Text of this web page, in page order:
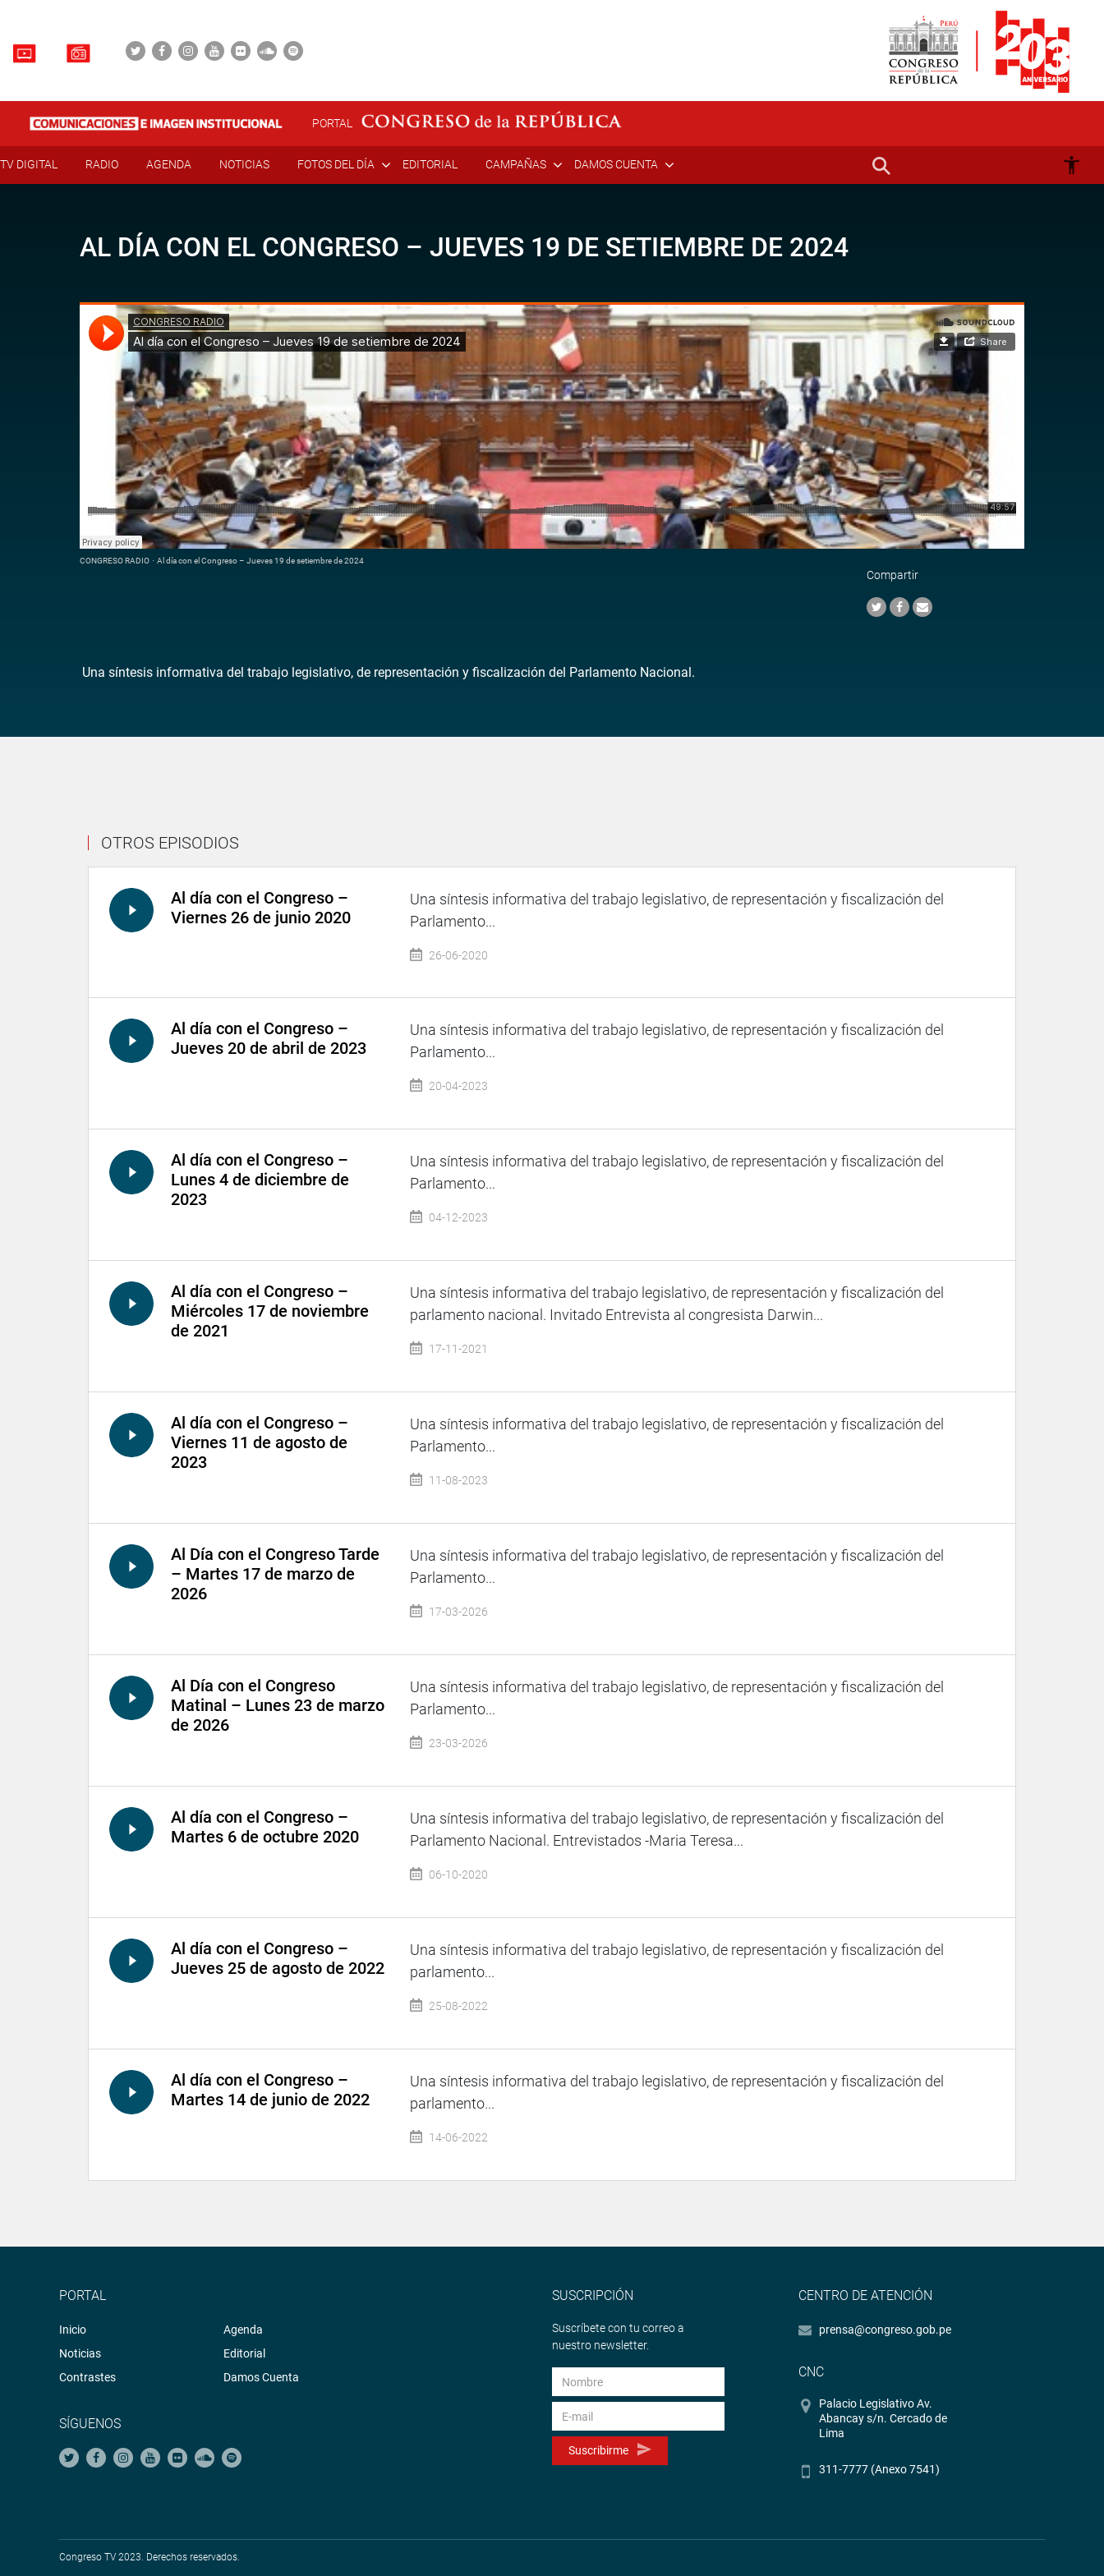
PORTAL
TV DIGITAL RADIO AGENDA NOTICIAS FOTOS DEL DÍA EDITORIAL CAMPAÑAS DAMOS CUENTA
AL DÍA CON EL CONGRESO – JUEVES 19 DE SETIEMBRE DE 2024
CONGRESO RADIO · Al día con el Congreso – Jueves 19 de setiembre de 2024
Compartir
Una síntesis informativa del trabajo legislativo, de representación y fiscalización del Parlamento Nacional.
OTROS EPISODIOS
Al día con el Congreso –
Viernes 26 de junio 2020
Una síntesis informativa del trabajo legislativo, de representación y fiscalización del
Parlamento...
26-06-2020
Al día con el Congreso –
Jueves 20 de abril de 2023
Una síntesis informativa del trabajo legislativo, de representación y fiscalización del
Parlamento...
20-04-2023
Al día con el Congreso –
Lunes 4 de diciembre de
2023
Una síntesis informativa del trabajo legislativo, de representación y fiscalización del
Parlamento...
04-12-2023
Al día con el Congreso –
Miércoles 17 de noviembre
de 2021
Una síntesis informativa del trabajo legislativo, de representación y fiscalización del
parlamento nacional. Invitado Entrevista al congresista Darwin...
17-11-2021
Al día con el Congreso –
Viernes 11 de agosto de
2023
Una síntesis informativa del trabajo legislativo, de representación y fiscalización del
Parlamento...
11-08-2023
Al Día con el Congreso Tarde
– Martes 17 de marzo de
2026
Una síntesis informativa del trabajo legislativo, de representación y fiscalización del
Parlamento...
17-03-2026
Al Día con el Congreso
Matinal – Lunes 23 de marzo
de 2026
Una síntesis informativa del trabajo legislativo, de representación y fiscalización del
Parlamento...
23-03-2026
Al día con el Congreso –
Martes 6 de octubre 2020
Una síntesis informativa del trabajo legislativo, de representación y fiscalización del
Parlamento Nacional. Entrevistados -Maria Teresa...
06-10-2020
Al día con el Congreso –
Jueves 25 de agosto de 2022
Una síntesis informativa del trabajo legislativo, de representación y fiscalización del
parlamento...
25-08-2022
Al día con el Congreso –
Martes 14 de junio de 2022
Una síntesis informativa del trabajo legislativo, de representación y fiscalización del
parlamento...
14-06-2022
PORTAL
Inicio
Noticias
Contrastes
Agenda
Editorial
Damos Cuenta
SÍGUENOS
SUSCRIPCIÓN
Suscríbete con tu correo a
nuestro newsletter.
Suscribirme
CENTRO DE ATENCIÓN
prensa@congreso.gob.pe
CNC
Palacio Legislativo Av.
Abancay s/n. Cercado de
Lima
311-7777 (Anexo 7541)
Congreso TV 2023. Derechos reservados.